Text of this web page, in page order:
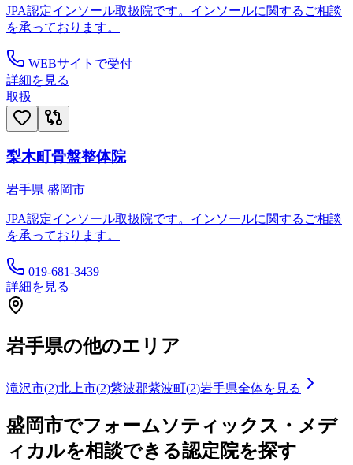
JPA認定インソール取扱院です。インソールに関するご相談
を承っております。
WEBサイトで受付
詳細を見る
取扱
梨木町骨盤整体院
岩手県 盛岡市
JPA認定インソール取扱院です。インソールに関するご相談
を承っております。
019-681-3439
詳細を見る
岩手県の他のエリア
滝沢市(2)北上市(2)紫波郡紫波町(2)岩手県全体を見る
盛岡市でフォームソティックス・メデ
ィカルを相談できる認定院を探す